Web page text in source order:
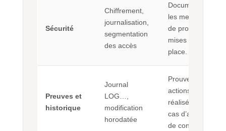
Sécurité
Chiffrement,
journalisation,
segmentation
des accès
Documenter
les mesures
de protection
mises en
place.
Preuves et
historique
Journal
LOG…,
modification
horodatée
Prouver les
actions
réalisées en
cas d’audit ou
de contrôle.